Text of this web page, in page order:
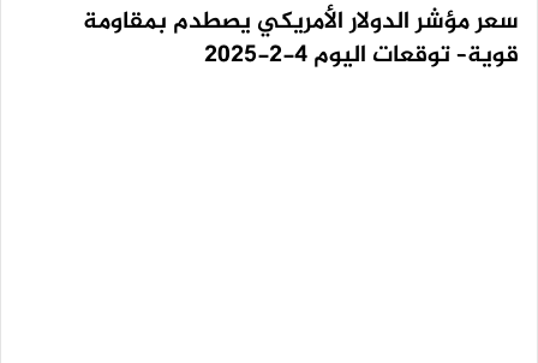
سعر مؤشر الدولار الأمريكي يصطدم بمقاومة
قوية– توقعات اليوم 4-2-2025